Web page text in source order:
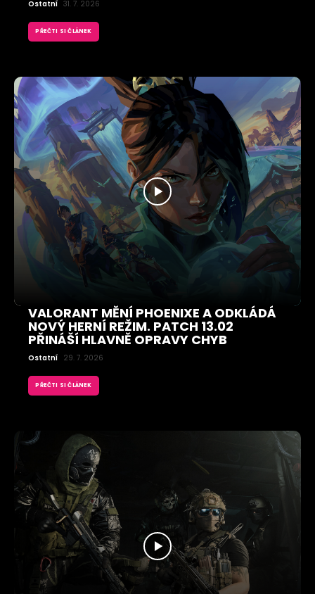
Ostatní 31. 7. 2026
PŘEČTI SI ČLÁNEK
VALORANT MĚNÍ PHOENIXE A ODKLÁDÁ
NOVÝ HERNÍ REŽIM. PATCH 13.02
PŘINÁŠÍ HLAVNĚ OPRAVY CHYB
Ostatní 29. 7. 2026
PŘEČTI SI ČLÁNEK